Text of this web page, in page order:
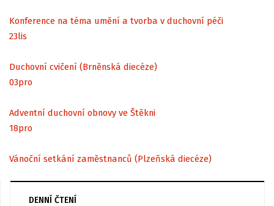
Konference na téma umění a tvorba v duchovní péči
23lis
Duchovní cvičení (Brněnská diecéze)
03pro
Adventní duchovní obnovy ve Štěkni
18pro
Vánoční setkání zaměstnanců (Plzeňská diecéze)
DENNÍ ČTENÍ